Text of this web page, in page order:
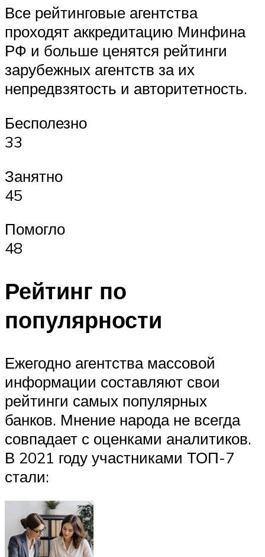
Все рейтинговые агентства
проходят аккредитацию Минфина
РФ и больше ценятся рейтинги
зарубежных агентств за их
непредвзятость и авторитетность.
Бесполезно
33
Занятно
45
Помогло
48
Рейтинг по
популярности
Ежегодно агентства массовой
информации составляют свои
рейтинги самых популярных
банков. Мнение народа не всегда
совпадает с оценками аналитиков.
В 2021 году участниками ТОП-7
стали: